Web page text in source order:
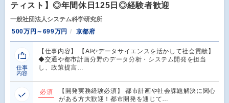
ティスト】◎年間休日125日◎経験者歓迎
一般社団法人システム科学研究所
500万円～699万円
京都府
仕事
内容
【仕事内容】 【AIやデータサイエンスを活かして社会貢献】
◆交通や都市計画分野のデータ分析・システム開発を担当
し、政策提言…
必須
【開発実務経験必須】 都市計画や社会課題解決に関心
がある方大歓迎！都市開発を通じて…